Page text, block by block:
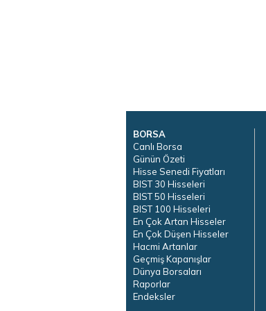
BORSA
Canlı Borsa
Günün Özeti
Hisse Senedi Fiyatları
BIST 30 Hisseleri
BIST 50 Hisseleri
BIST 100 Hisseleri
En Çok Artan Hisseler
En Çok Düşen Hisseler
Hacmi Artanlar
Geçmiş Kapanışlar
Dünya Borsaları
Raporlar
Endeksler